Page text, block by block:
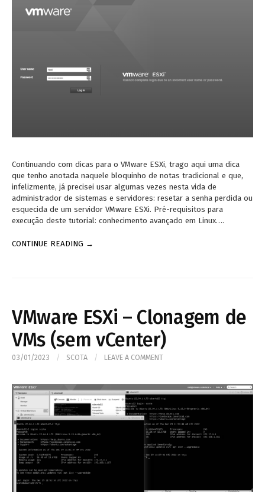
Continuando com dicas para o VMware ESXi, trago aqui uma dica
que tenho anotada naquele bloquinho de notas tradicional e que,
infelizmente, já precisei usar algumas vezes nesta vida de
administrador de sistemas e servidores: resetar a senha perdida ou
esquecida de um servidor VMware ESXi. Pré-requisitos para
execução deste tutorial: conhecimento avançado em Linux….
CONTINUE READING →
VMware ESXi – Clonagem de
VMs (sem vCenter)
03/01/2023 / SCOTA / LEAVE A COMMENT